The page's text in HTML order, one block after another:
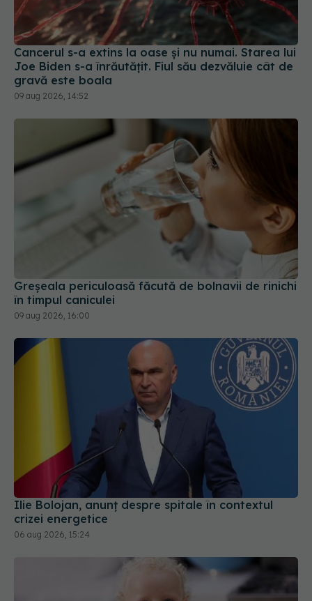
Cancerul s-a extins la oase și nu numai. Starea lui
Joe Biden s-a înrăutățit. Fiul său dezvăluie cât de
gravă este boala
09 aug 2026, 14:52
Greșeala periculoasă făcută de bolnavii de rinichi
în timpul caniculei
09 aug 2026, 16:00
Ilie Bolojan, anunț despre spitale în contextul
crizei energetice
06 aug 2026, 15:24